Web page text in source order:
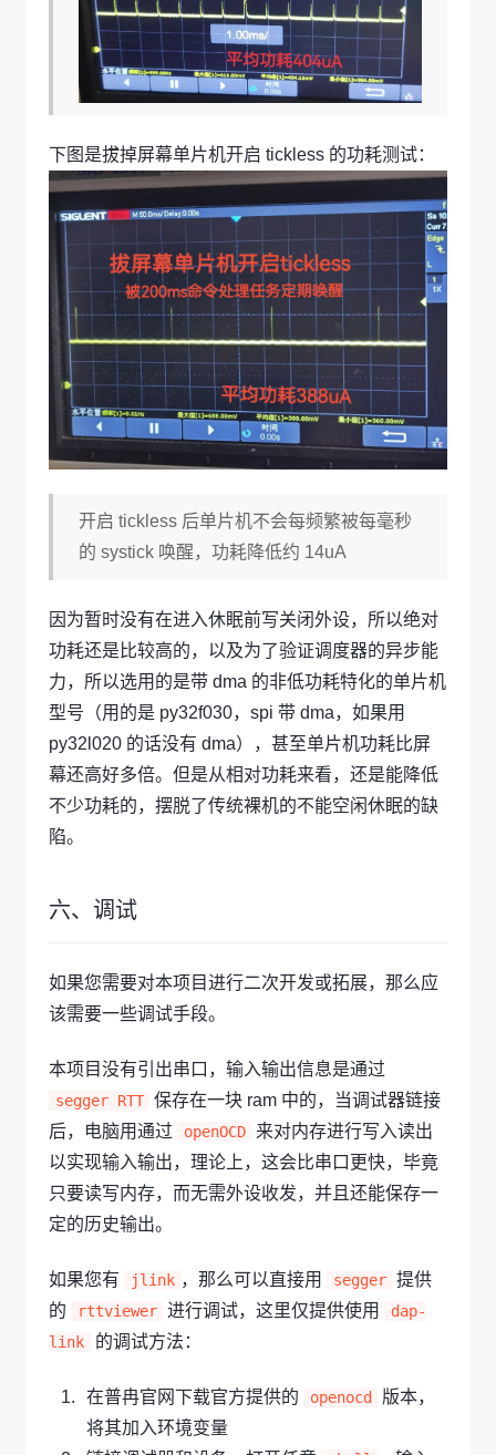
下图是拔掉屏幕单片机开启 tickless 的功耗测试：
开启 tickless 后单片机不会每频繁被每毫秒
的 systick 唤醒，功耗降低约 14uA
因为暂时没有在进入休眠前写关闭外设，所以绝对
功耗还是比较高的，以及为了验证调度器的异步能
力，所以选用的是带 dma 的非低功耗特化的单片机
型号（用的是 py32f030，spi 带 dma，如果用
py32l020 的话没有 dma），甚至单片机功耗比屏
幕还高好多倍。但是从相对功耗来看，还是能降低
不少功耗的，摆脱了传统裸机的不能空闲休眠的缺
陷。
六、调试
如果您需要对本项目进行二次开发或拓展，那么应
该需要一些调试手段。
本项目没有引出串口，输入输出信息是通过
segger RTT 保存在一块 ram 中的，当调试器链接
后，电脑用通过
openOCD
来对内存进行写入读出
以实现输入输出，理论上，这会比串口更快，毕竟
只要读写内存，而无需外设收发，并且还能保存一
定的历史输出。
如果您有 jlink ，那么可以直接用 segger 提供
的
rttviewer 进行调试，这里仅提供使用
dap-
link
的调试方法：
在普冉官网下载官方提供的 openocd
版本，
将其加入环境变量